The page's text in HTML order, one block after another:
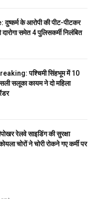
के आरोपी की पीट-पीटकर
समेत 4 पुलिसकर्मी निलंबित
पश्चिमी सिंहभूम में 10
सलूका कायम ने दो महिला
रेलवे साइडिंग की सुरक्षा
चोरों ने चोरी रोकने गए कर्मी पर